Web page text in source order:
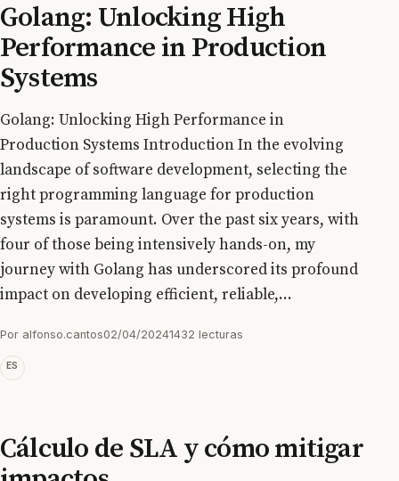
Golang: Unlocking High
Performance in Production
Systems
Golang: Unlocking High Performance in
Production Systems Introduction In the evolving
landscape of software development, selecting the
right programming language for production
systems is paramount. Over the past six years, with
four of those being intensively hands-on, my
journey with Golang has underscored its profound
impact on developing efficient, reliable,...
Por alfonso.cantos02/04/20241432 lecturas
ES
Cálculo de SLA y cómo mitigar